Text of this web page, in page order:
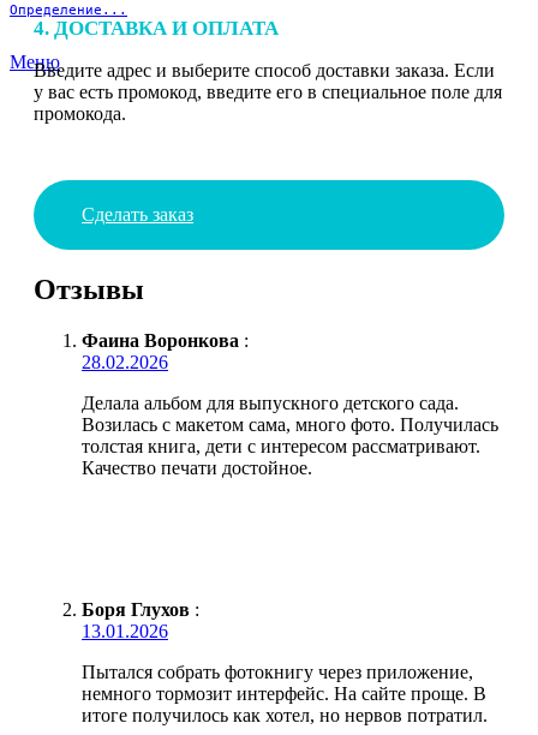
Определение...
Меню
4. ДОСТАВКА И ОПЛАТА
Введите адрес и выберите способ доставки заказа. Если
у вас есть промокод, введите его в специальное поле для
промокода.
Сделать заказ
Отзывы
Фаина Воронкова :
28.02.2026
Делала альбом для выпускного детского сада.
Возилась с макетом сама, много фото. Получилась
толстая книга, дети с интересом рассматривают.
Качество печати достойное.
Боря Глухов :
13.01.2026
Пытался собрать фотокнигу через приложение,
немного тормозит интерфейс. На сайте проще. В
итоге получилось как хотел, но нервов потратил.